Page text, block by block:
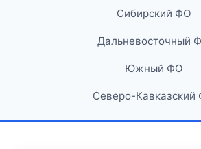
Сибирский ФО
Дальневосточный
Южный ФО
Северо-Кавказский